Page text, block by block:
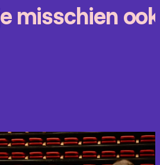
misschien ook